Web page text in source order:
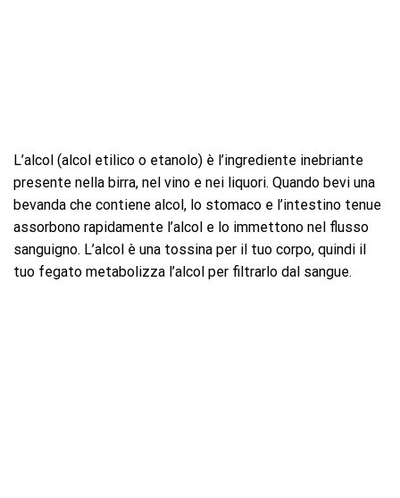
L’alcol (alcol etilico o etanolo) è l’ingrediente inebriante
presente nella birra, nel vino e nei liquori. Quando bevi una
bevanda che contiene alcol, lo stomaco e l’intestino tenue
assorbono rapidamente l’alcol e lo immettono nel flusso
sanguigno. L’alcol è una tossina per il tuo corpo, quindi il
tuo fegato metabolizza l’alcol per filtrarlo dal sangue.